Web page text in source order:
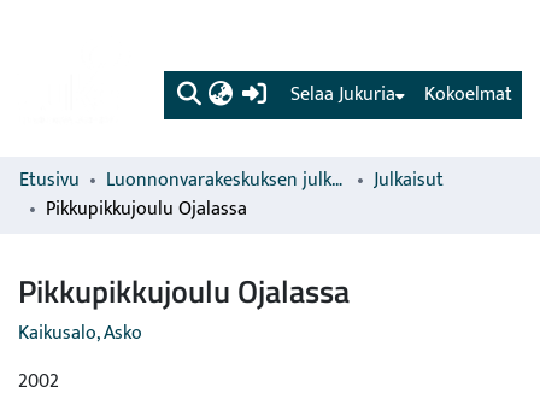
(current) Kokoelmat
Selaa Jukuria
Etusivu Luonnonvarakeskuksen julkaisut
Julkaisut
Pikkupikkujoulu Ojalassa
Pikkupikkujoulu Ojalassa
Kaikusalo, Asko
2002